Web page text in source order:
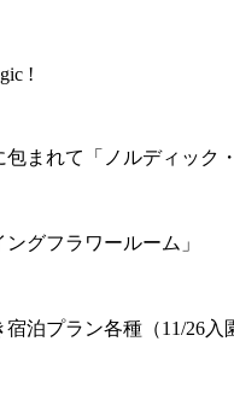
!
まれて「ノルディック
グフラワールーム」
泊プラン各種（11/26入